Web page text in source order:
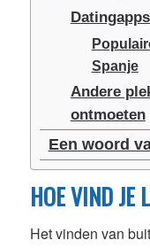
Spanje
Andere
ontmoeten
Een woord
HOE VIND JE
Het vinden van